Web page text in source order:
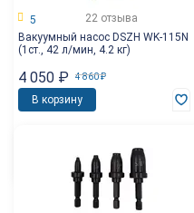
22 отзыва
5
Вакуумный насос DSZH WK-115N
(1ст., 42 л/мин, 4.2 кг)
4 860₽
4 050 ₽
В корзину